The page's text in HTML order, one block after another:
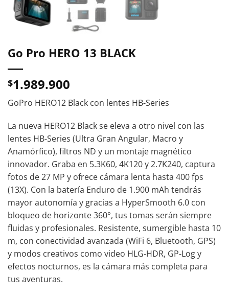
Go Pro HERO 13 BLACK
$1.989.900
GoPro HERO12 Black con lentes HB-Series
La nueva HERO12 Black se eleva a otro nivel con las
lentes HB-Series (Ultra Gran Angular, Macro y
Anamórfico), filtros ND y un montaje magnético
innovador. Graba en 5.3K60, 4K120 y 2.7K240, captura
fotos de 27 MP y ofrece cámara lenta hasta 400 fps
(13X). Con la batería Enduro de 1.900 mAh tendrás
mayor autonomía y gracias a HyperSmooth 6.0 con
bloqueo de horizonte 360°, tus tomas serán siempre
fluidas y profesionales. Resistente, sumergible hasta 10
m, con conectividad avanzada (WiFi 6, Bluetooth, GPS)
y modos creativos como video HLG-HDR, GP-Log y
efectos nocturnos, es la cámara más completa para
tus aventuras.